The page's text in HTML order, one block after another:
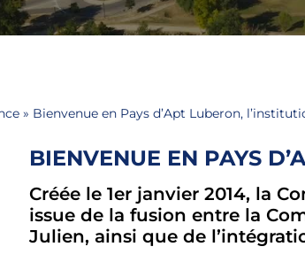
» Bienvenue en Pays d’Apt Luberon,
BIENVENUE EN PAYS
Créée le 1er janvier 2014, la
issue de la fusion entre la
Julien, ainsi que de